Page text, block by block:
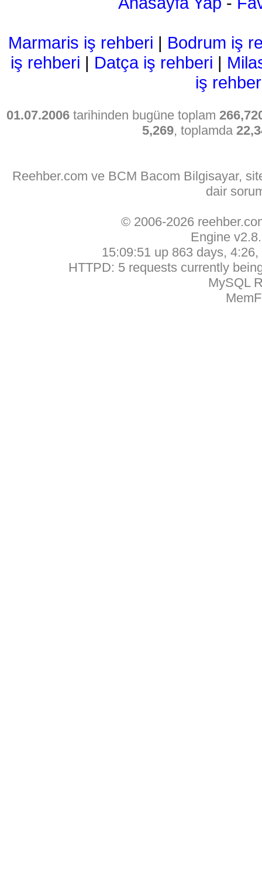
Marmaris iş rehberi | Bodrum iş
iş rehberi | Datça iş rehberi |
iş
01.07.2006 tarihinden bugüne toplam
5,269, toplamda
Reehber.com ve BCM Bacom Bilgisayar,
dair
© 2006-2026
Engine
15:09:51 up 863 days,
HTTPD: 5 requests currently
MySQL